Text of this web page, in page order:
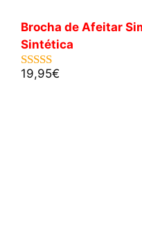
Brocha de Afeitar
Sintética
5.00de 5
19,95€